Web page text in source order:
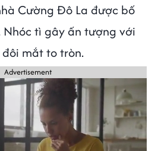
Cường Đô La được bố
Nhóc tì gây ấn tượng với
mắt to tròn.
Advertisement